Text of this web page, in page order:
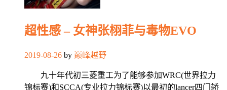
超性感 – 女神张栩菲与毒物EVO
2019-08-26 by 巅峰越野
九十年代初三菱重工为了能够参加WRC(世界拉力
锦标赛)和SCCA(专业拉力锦标赛)以最初的lancer四门轿